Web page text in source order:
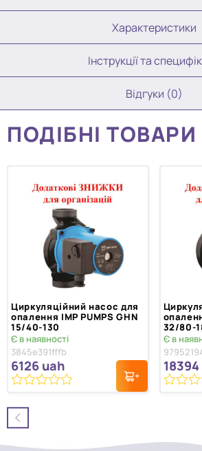
Характеристики
Інструкції та
Відгуки (0)
ПОДІБНІ ТОВАРИ
Циркуляційний насос для
опалення IMP PUMPS GHN
15/40-130
Є в наявності
3845e391fffb
6126 uah
з
5
32/80-
Є в
18394